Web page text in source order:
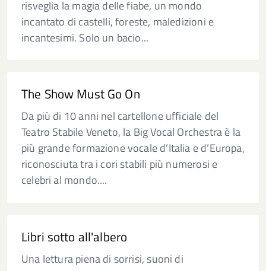
risveglia la magia delle fiabe, un mondo
incantato di castelli, foreste, maledizioni e
incantesimi. Solo un bacio...
The Show Must Go On
Da più di 10 anni nel cartellone ufficiale del
Teatro Stabile Veneto, la Big Vocal Orchestra è la
più grande formazione vocale d’Italia e d’Europa,
riconosciuta tra i cori stabili più numerosi e
celebri al mondo....
Libri sotto all'albero
Una lettura piena di sorrisi, suoni di